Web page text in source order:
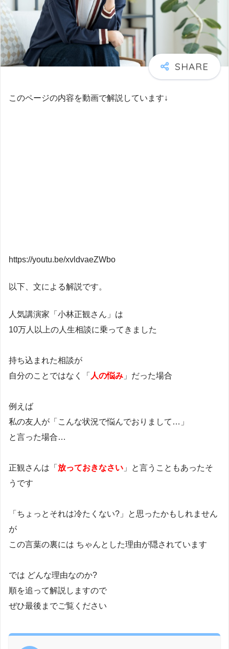
このページの内容を動画で解説しています↓
https://youtu.be/xvldvaeZWbo
以下、文による解説です。
人気講演家「小林正観さん」は
10万人以上の人生相談に乗ってきました
持ち込まれた相談が
自分のことではなく「 人の悩み 」だった場合
例えば
私の友人が「こんな状況で悩んでおりまして…」
と言った場合…
正観さんは「 放っておきなさい 」と言うこともあったそ
うです
「ちょっとそれは冷たくない?」と思ったかもしれません
が
この言葉の裏には ちゃんとした理由が隠されています
では どんな理由なのか?
順を追って解説しますので
ぜひ最後までご覧ください